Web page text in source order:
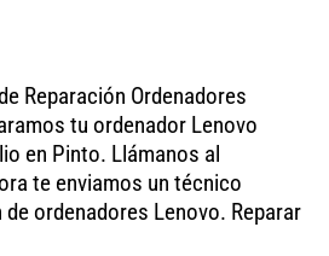
haReparación Ordenadores
tu ordenador Lenovo
en Pinto. Llámanos al
te enviamos un técnico
ordenadores Lenovo. Reparar